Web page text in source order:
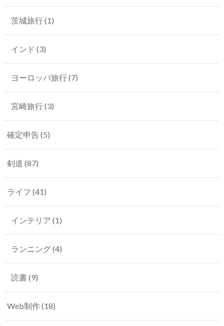
茨城旅行(1)
インド (3)
ヨーロッパ旅行(7)
宮崎旅行(3)
確定申告(5)
剣道 (87)
ライフ (41)
インテリア (1)
ランニング(4)
読書(9)
Web制作(18)